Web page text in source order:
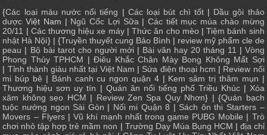
{Các loại màu nước nổi tiếng | Các loại bút chì tốt| Dầu gội thảo
dược Việt Nam | Ngũ Cốc Lợi Sữa | Các tiết mục múa chào mừng
20/11 | Các thương hiệu xe máy|Thức ăn cho mèo|Tiệm bánh sinh
nhật Hà Nội} | {Truyền thuyết cung Bảo Bình | review mỹ phẩm cle de
peau | Bộ bài tarot cho người mới| Bài văn hay 20 tháng 11 | Vòng
Phong Thủy TPHCM |Điêu Khắc Chân Mày Bong Không Mất Sợi
| Tỉnh thành giàu nhất tại Việt Nam | Sửa điện thoại hcm | Review nối
mi búp bê | Bánh canh cu ngon quận 4| Kem sâm trị thâm mụn |
Thương hiệu sơn uy tín | Quán ăn nổi tiếng phố Triều Khúc| Xóa
xăm không sẹo HCM | Review Zen Spa Quy Nhơn} | {Quán bạch
tuộc nướng ngon Sài Gòn | Nối mi Quận 8 | Sách ôn thi Starters –
Movers – Flyers| Vũ khí mạnh nhất trong game PUBG Mobile | Trò
chơi nhỏ tập hợp trẻ mầm non | Trường Dạy Múa Bụng HCM | địa chỉ